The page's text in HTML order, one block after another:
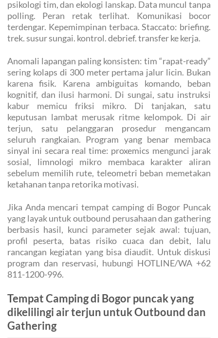
psikologi tim, dan ekologi lanskap. Data muncul tanpa
polling. Peran retak terlihat. Komunikasi bocor
terdengar. Kepemimpinan terbaca. Staccato: briefing.
trek. susur sungai. kontrol. debrief. transfer ke kerja.
Anomali lapangan paling konsisten: tim “rapat-ready”
sering kolaps di 300 meter pertama jalur licin. Bukan
karena fisik. Karena ambiguitas komando, beban
kognitif, dan ilusi harmoni. Di sungai, satu instruksi
kabur memicu friksi mikro. Di tanjakan, satu
keputusan lambat merusak ritme kelompok. Di air
terjun, satu pelanggaran prosedur mengancam
seluruh rangkaian. Program yang benar membaca
sinyal ini secara real time: proxemics mengunci jarak
sosial, limnologi mikro membaca karakter aliran
sebelum memilih rute, teleometri beban memetakan
ketahanan tanpa retorika motivasi.
Jika Anda mencari tempat camping di Bogor Puncak
yang layak untuk outbound perusahaan dan gathering
berbasis hasil, kunci parameter sejak awal: tujuan,
profil peserta, batas risiko cuaca dan debit, lalu
rancangan kegiatan yang bisa diaudit. Untuk diskusi
program dan reservasi, hubungi HOTLINE/WA +62
811-1200-996.
Tempat Camping di Bogor puncak yang
dikelilingi air terjun untuk Outbound dan
Gathering